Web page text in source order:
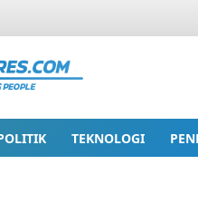
TEKNOLOGI